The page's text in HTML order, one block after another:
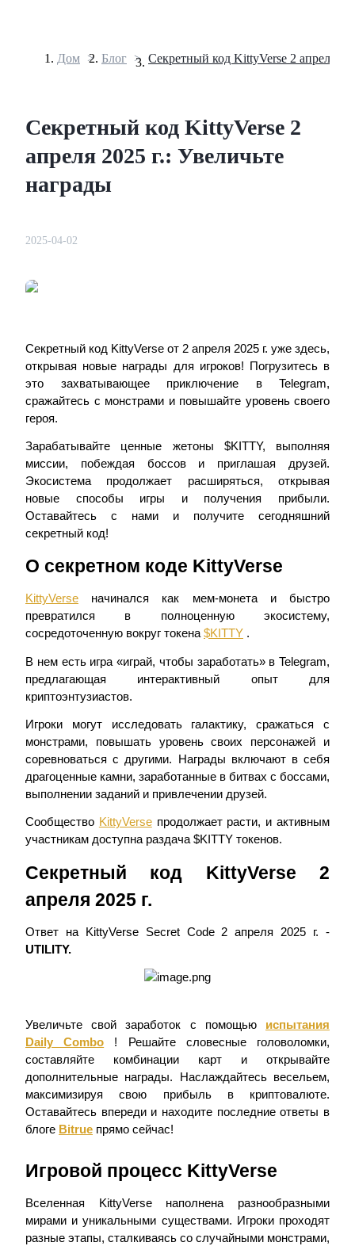
Фьючерсы на COIN-M
Криптовалютные фьючерсы
TradFi
Деривативы на акции, форекс, драгоценные металлы и
USDC фьючерсы
Фьючерсы с использованием USDC в качестве
обеспечения
Копирование торговли
Присоединяйтесь к лучшим трейдерам
Станьте копи-трейдером
Наслаждайтесь распределением прибыли и комиссиями
за копи-трейдинг
Дом > Блог >
Секретный код KittyVerse 2
апреля 2025 г.: Увеличьте
награды
2025-04-02
Секретный код KittyVerse от 2 апреля 2025 г. уже здесь,
открывая новые награды для игроков! Погрузитесь в
это захватывающее приключение в Telegram,
сражайтесь с монстрами и повышайте уровень своего
героя.
Зарабатывайте ценные жетоны $KITTY, выполняя
миссии, побеждая боссов и приглашая друзей.
Экосистема продолжает расширяться, открывая
новые способы игры и получения прибыли.
Оставайтесь с нами и получите сегодняшний
секретный код!
О секретном коде KittyVerse
KittyVerse начинался как мем-монета и быстро
превратился в полноценную экосистему,
сосредоточенную вокруг токена$KITTY .
В нем есть игра «играй, чтобы заработать» в Telegram,
предлагающая интерактивный опыт для
криптоэнтузиастов.
Игроки могут исследовать галактику, сражаться с
монстрами, повышать уровень своих персонажей и
соревноваться с другими. Награды включают в себя
драгоценные камни, заработанные в битвах с боссами,
выполнении заданий и привлечении друзей.
Сообщество KittyVerseпродолжает расти, и активным
участникам доступна раздача $KITTY токенов.
Секретный код KittyVerse 2
апреля 2025 г.
Ответ на KittyVerse Secret Code 2 апреля 2025 г. -
UTILITY.
Увеличьте свой заработок с помощью испытания
Daily Combo ! Решайте словесные головоломки,
составляйте комбинации карт и открывайте
дополнительные награды. Наслаждайтесь весельем,
максимизируя свою прибыль в криптовалюте.
Оставайтесь впереди и находите последние ответы в
блоге Bitrue прямо сейчас!
Игровой процесс KittyVerse
Вселенная KittyVerse наполнена разнообразными
мирами и уникальными существами. Игроки проходят
разные этапы, сталкиваясь со случайными монстрами,